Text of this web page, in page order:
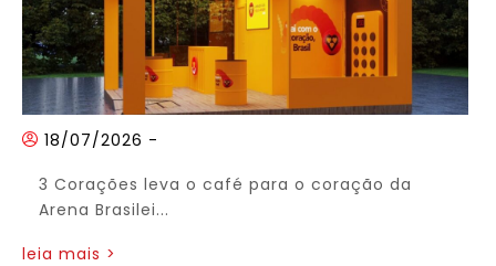
18/07/2026 -
3 Corações leva o café para o coração da
Arena Brasilei...
leia mais >